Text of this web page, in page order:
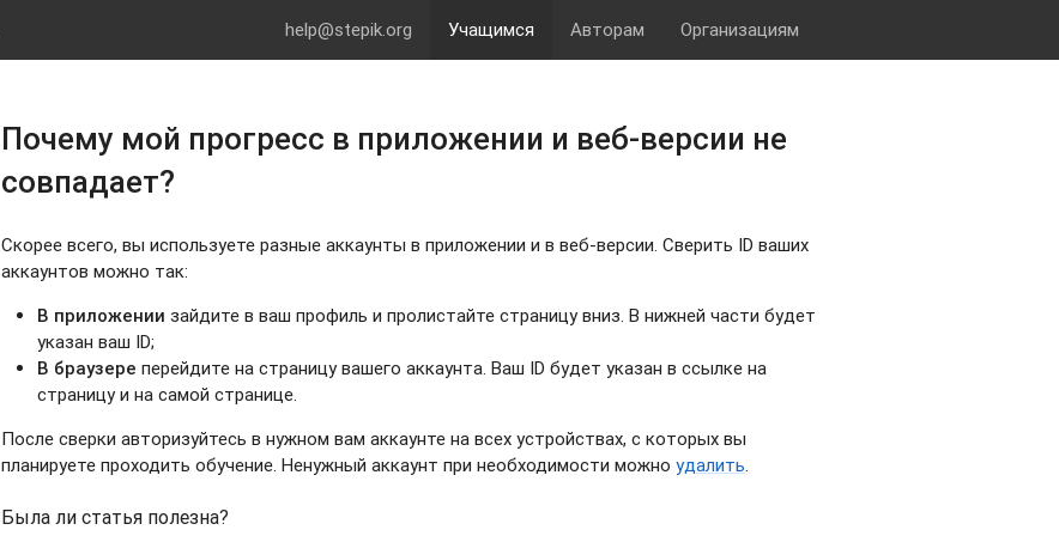
help@stepik.org Учащимся Авторам Организациям
Почему мой прогресс в приложении и веб-версии не
совпадает?
Скорее всего, вы используете разные аккаунты в приложении и в веб-версии. Сверить ID ваших
аккаунтов можно так:
В приложении зайдите в ваш профиль и пролистайте страницу вниз. В нижней части будет
указан ваш ID;
В браузере перейдите на страницу вашего аккаунта. Ваш ID будет указан в ссылке на
страницу и на самой странице.
После сверки авторизуйтесь в нужном вам аккаунте на всех устройствах, с которых вы
планируете проходить обучение. Ненужный аккаунт при необходимости можноудалить.
Была ли статья полезна?